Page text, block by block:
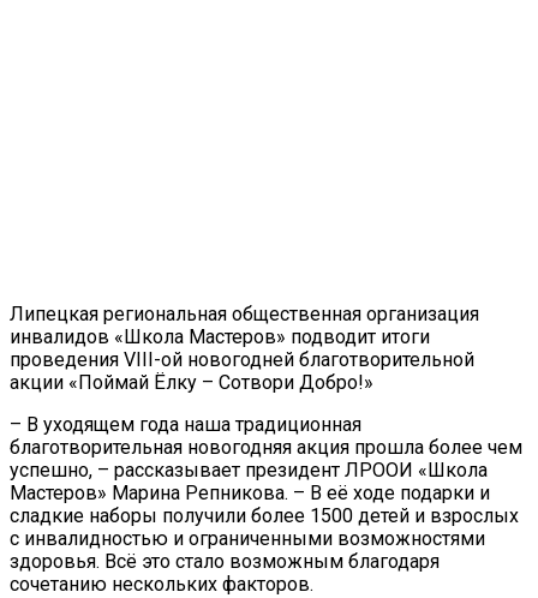
Липецкая региональная общественная организация
инвалидов «Школа Мастеров» подводит итоги
проведения VIII-ой новогодней благотворительной
акции «Поймай Ёлку – Сотвори Добро!»
– В уходящем года наша традиционная
благотворительная новогодняя акция прошла более чем
успешно, – рассказывает президент ЛРООИ «Школа
Мастеров» Марина Репникова. – В её ходе подарки и
сладкие наборы получили более 1500 детей и взрослых
с инвалидностью и ограниченными возможностями
здоровья. Всё это стало возможным благодаря
сочетанию нескольких факторов.